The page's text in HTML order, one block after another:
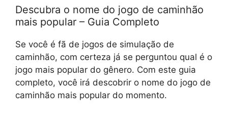
Descubra o nome do jogo de caminhão
mais popular – Guia Completo
Se você é fã de jogos de simulação de
caminhão, com certeza já se perguntou qual é o
jogo mais popular do gênero. Com este guia
completo, você irá descobrir o nome do jogo de
caminhão mais popular do momento.